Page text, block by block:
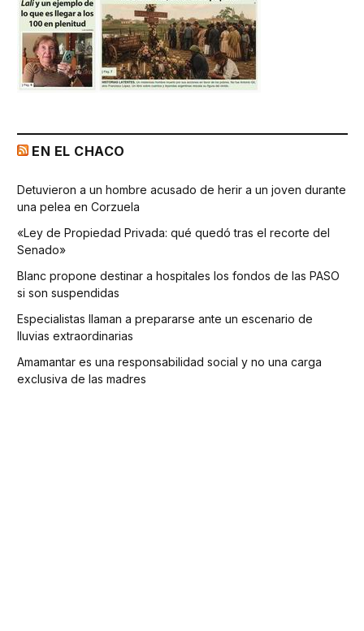
EN EL CHACO
Detuvieron a un hombre acusado de herir a un joven durante
una pelea en Corzuela
«Ley de Propiedad Privada: qué quedó tras el recorte del
Senado»
Blanc propone destinar a hospitales los fondos de las PASO
si son suspendidas
Especialistas llaman a prepararse ante un escenario de
lluvias extraordinarias
Amamantar es una responsabilidad social y no una carga
exclusiva de las madres